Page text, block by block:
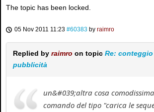
The topic has been locked.
05 Nov 2011 11:23 #60383 by raimro
Replied by raimro on topic Re:
pubblicità
un&#039;altra cosa
comando del tipo "carica le